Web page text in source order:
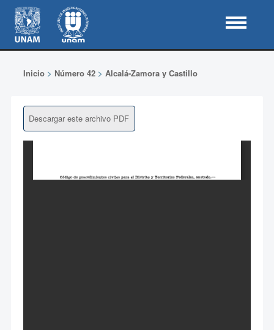
Inicio> Número 42> Alcalá-Zamora y Castillo
Descargar este archivo PDF